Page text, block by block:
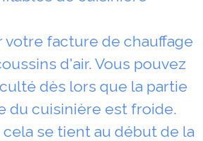
facture de chauffage
d'air. Vous pouvez
dès lors que la partie
du cuisinière est froide.
se tient au début de la